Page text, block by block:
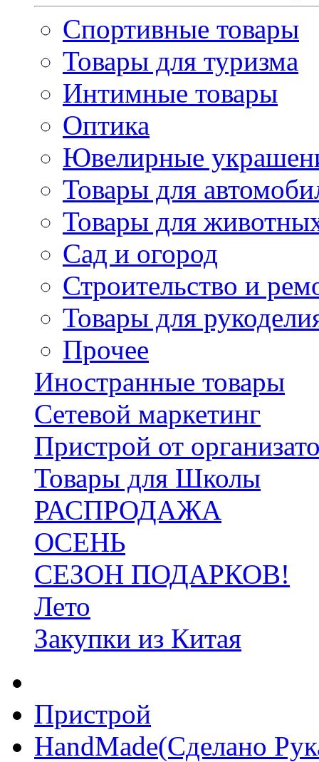
Спортивные товары
Товары для туризма
Интимные товары
Оптика
Ювелирные
Товары для
Товары для
Сад и огород
Строительство и
Товары для
Прочее
Иностранные товары
Сетевой маркетинг
Пристрой от
Товары для Школы
РАСПРОДАЖА
ОСЕНЬ
СЕЗОН ПОДАРКОВ!
Лето
Закупки из Китая
Пристрой
HandMade(Сделано